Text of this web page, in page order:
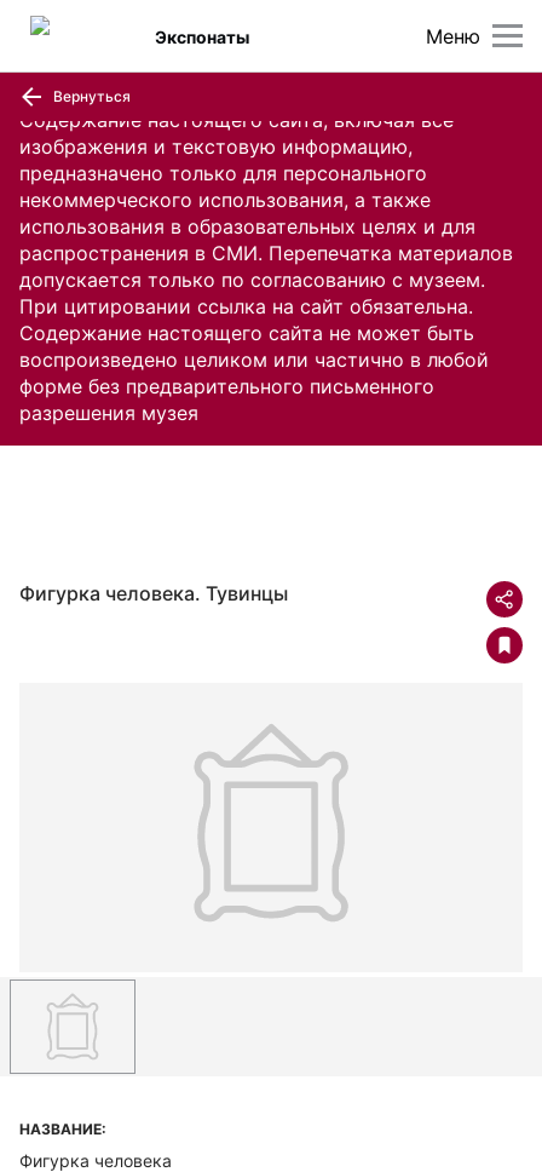
Содержание настоящего сайта, включая все
изображения и текстовую информацию,
предназначено только для персонального
некоммерческого использования, а также
использования в образовательных целях и для
распространения в СМИ. Перепечатка материалов
допускается только по согласованию с музеем.
При цитировании ссылка на сайт обязательна.
Содержание настоящего сайта не может быть
воспроизведено целиком или частично в любой
форме без предварительного письменного
разрешения музея
Меню
Экспонаты
Вернуться
Фигурка человека. Тувинцы
НАЗВАНИЕ:
Фигурка человека